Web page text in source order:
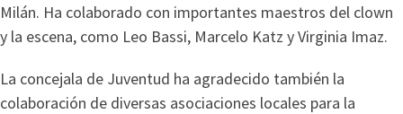
Milán. Ha colaborado con importantes maestros del clown
y la escena, como Leo Bassi, Marcelo Katz y Virginia Imaz.
La concejala de Juventud ha agradecido también la
colaboración de diversas asociaciones locales para la